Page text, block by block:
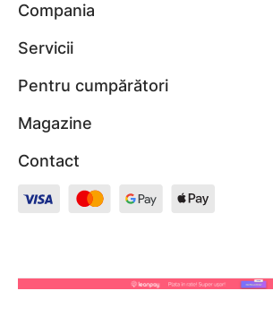
Compania
Servicii
Pentru cumpărători
Magazine
Contact